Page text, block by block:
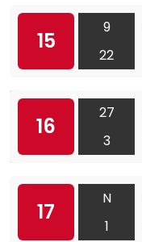
15
9
22
16
27
3
17
N
1